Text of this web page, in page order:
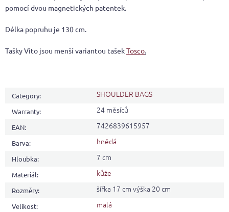
pomocí dvou magnetických patentek.
Délka popruhu je 130 cm.
Tašky Vito jsou menší variantou tašekTosco.
Category: SHOULDER BAGS
Warranty: 24 měsíců
EAN: 7426839615957
Barva: hnědá
Hloubka: 7 cm
Materiál: kůže
Rozměry: šířka 17 cm výška 20 cm
Velikost: malá